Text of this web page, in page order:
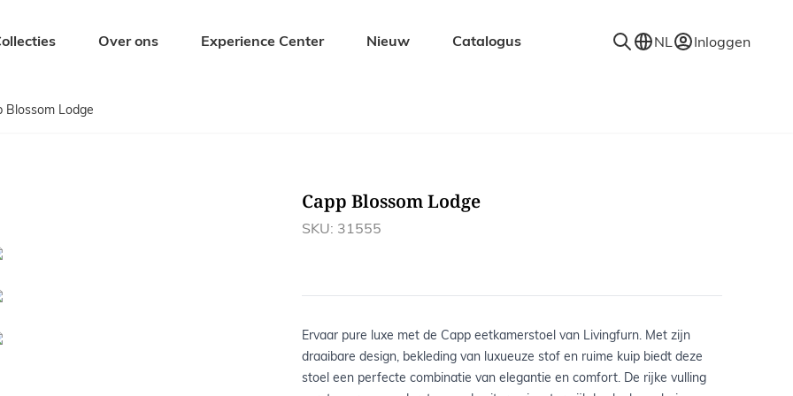
Tuinstoelen
Ligbedden
Over ons Experience Center Nieuw Catalogus NL Inloggen
Blossom Lodge
Capp Blossom Lodge
SKU: 31555
Ervaar pure luxe met de Capp eetkamerstoel van Livingfurn. Met zijn
draaibare design, bekleding van luxueuze stof en ruime kuip biedt deze
stoel een perfecte combinatie van elegantie en comfort. De rijke vulling